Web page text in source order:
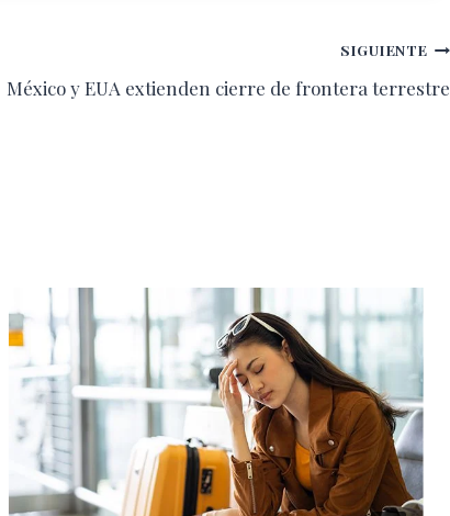
SIGUIENTE
México y EUA extienden cierre de frontera terrestre